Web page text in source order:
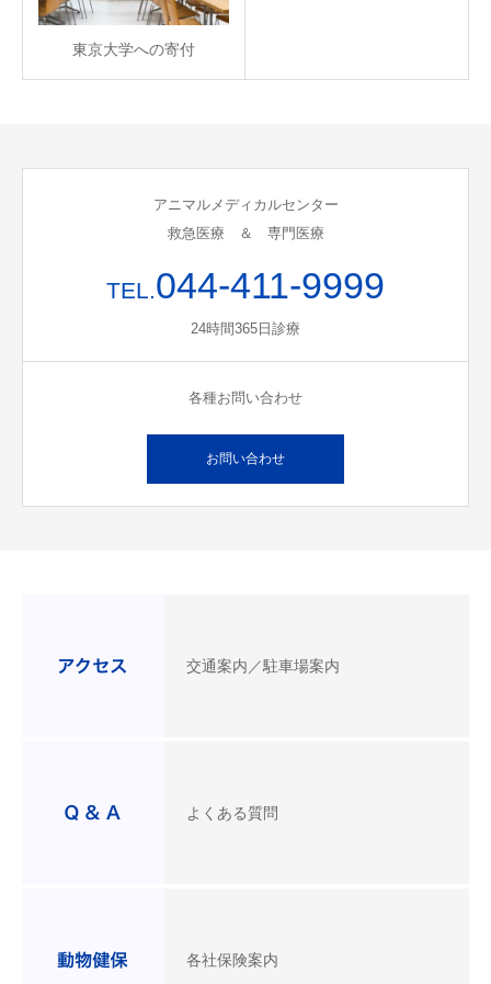
東京大学への寄付
アニマルメディカルセンター
救急医療 ＆ 専門医療
TEL.044-411-9999
24時間365日診療
各種お問い合わせ
お問い合わせ
交通案内／駐車場案内
よくある質問
各社保険案内